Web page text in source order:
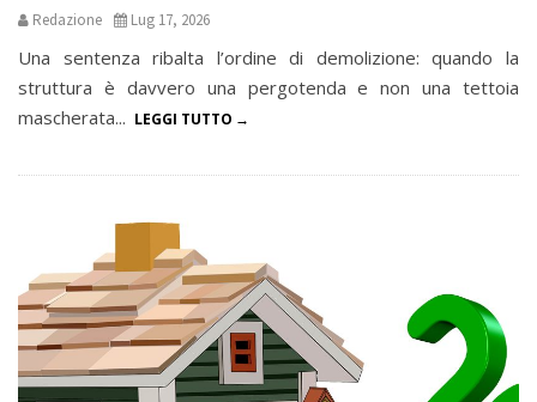
Redazione Lug 17, 2026
Una sentenza ribalta l’ordine di demolizione: quando la
struttura è davvero una pergotenda e non una tettoia
mascherata... LEGGI TUTTO